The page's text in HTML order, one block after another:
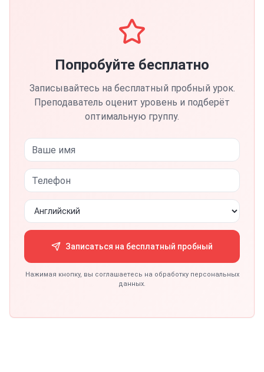
Попробуйте бесплатно
Записывайтесь на бесплатный пробный урок.
Преподаватель оценит уровень и подберёт
оптимальную группу.
Записаться на бесплатный пробный
Нажимая кнопку, вы соглашаетесь на обработку персональных
данных.